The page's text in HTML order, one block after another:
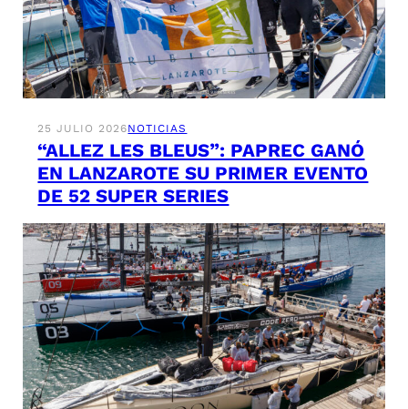
25 JULIO 2026NOTICIAS
“ALLEZ LES BLEUS”: PAPREC GANÓ
EN LANZAROTE SU PRIMER EVENTO
DE 52 SUPER SERIES